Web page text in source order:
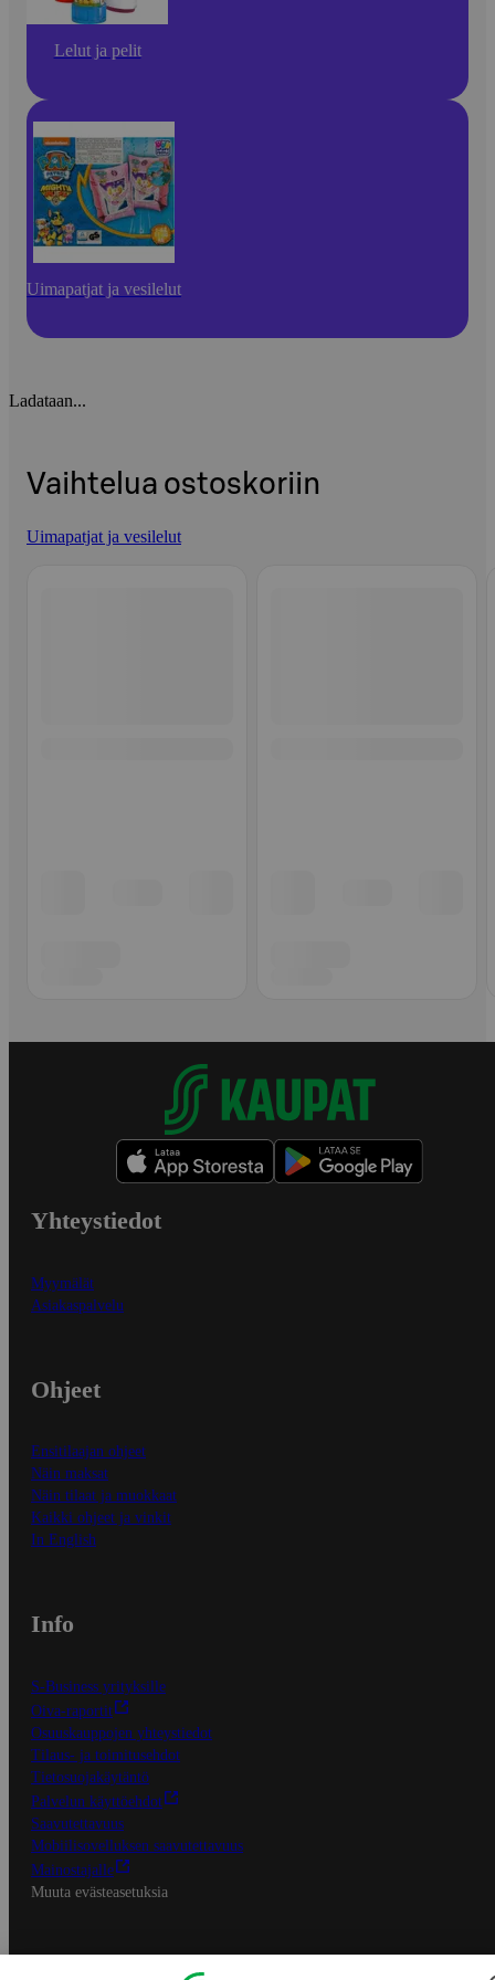
Lelut ja pelit
Uimapatjat ja vesilelut
Ladataan...
Vaihtelua ostoskoriin
Uimapatjat ja vesilelut
Yhteystiedot
Myymälät
Asiakaspalvelu
Ohjeet
Ensitilaajan ohjeet
Näin maksat
Näin tilaat ja muokkaat
Kaikki ohjeet ja vinkit
In English
Info
S-Business yrityksille
Oiva-raportit
Osuuskauppojen yhteystiedot
Tilaus- ja toimitusehdot
Tietosuojakäytäntö
Palvelun käyttöehdot
Saavutettavuus
Mobiilisovelluksen saavutettavuus
Mainostajalle
Muuta evästeasetuksia